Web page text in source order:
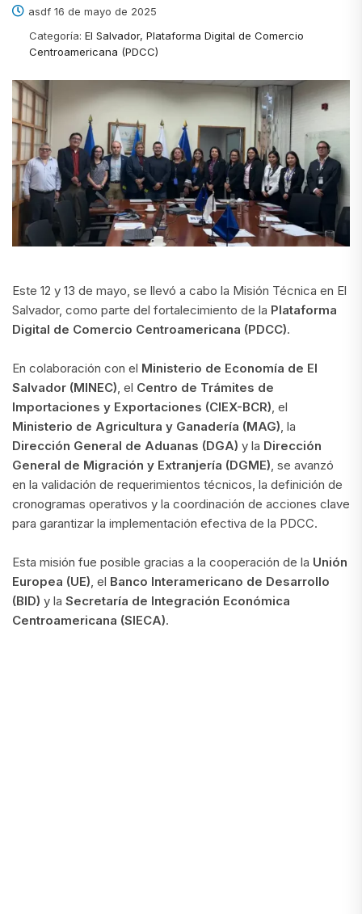
asdf 16 de mayo de 2025
Categoría: El Salvador, Plataforma Digital de Comercio
Centroamericana (PDCC)
Este 12 y 13 de mayo, se llevó a cabo la Misión Técnica en El
Salvador, como parte del fortalecimiento de la Plataforma
Digital de Comercio Centroamericana (PDCC).
En colaboración con el Ministerio de Economía de El
Salvador (MINEC) , el Centro de Trámites de
Importaciones y Exportaciones (CIEX-BCR) , el
Ministerio de Agricultura y Ganadería (MAG) , la
Dirección General de Aduanas (DGA) y la Dirección
General de Migración y Extranjería (DGME) , se avanzó
en la validación de requerimientos técnicos, la definición de
cronogramas operativos y la coordinación de acciones clave
para garantizar la implementación efectiva de la PDCC.
Esta misión fue posible gracias a la cooperación de la Unión
Europea (UE) , el Banco Interamericano de Desarrollo
(BID) y la Secretaría de Integración Económica
Centroamericana (SIECA).